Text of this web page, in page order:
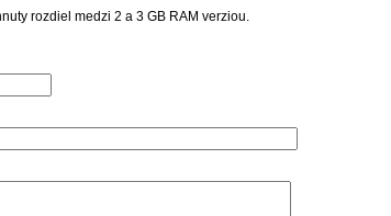
rozdiel medzi 2 a 3 GB RAM verziou.